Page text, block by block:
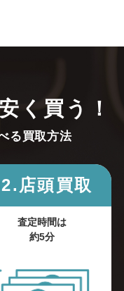
く買う！
る買取方法
店頭買取
査定時間は
約5分